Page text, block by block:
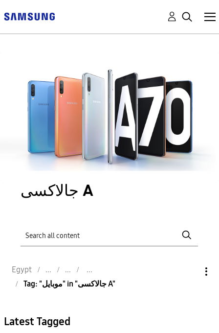
جالاكسى A
Egypt
Tag: "موبايل" in "جالاكسى A"
Latest Tagged